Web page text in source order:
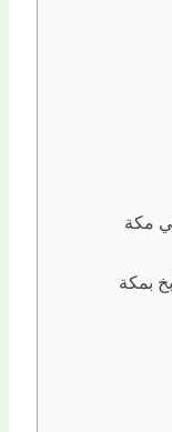
مكة
بمكة